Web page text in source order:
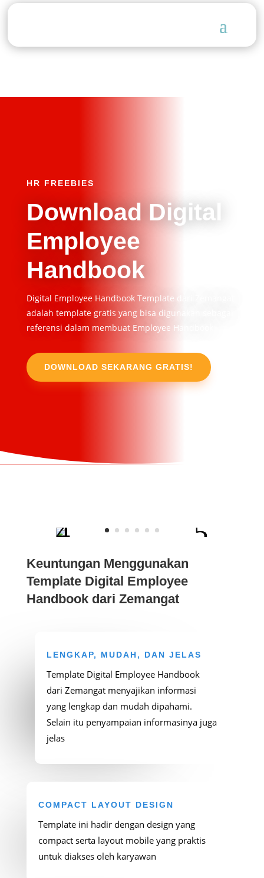
HR FREEBIES
Download Digital
Employee
Handbook
Digital Employee Handbook Template dari Zemangat
adalah template gratis yang bisa digunakan sebagai
referensi dalam membuat Employee Handbook
DOWNLOAD SEKARANG GRATIS!
Keuntungan Menggunakan
Template Digital Employee
Handbook dari Zemangat
LENGKAP, MUDAH, DAN JELAS
Template Digital Employee Handbook
dari Zemangat menyajikan informasi
yang lengkap dan mudah dipahami.
Selain itu penyampaian informasinya juga
jelas
COMPACT LAYOUT DESIGN
Template ini hadir dengan design yang
compact serta layout mobile yang praktis
untuk diakses oleh karyawan